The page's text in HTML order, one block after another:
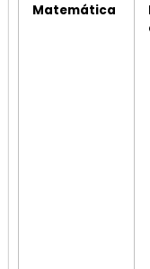
Matemática